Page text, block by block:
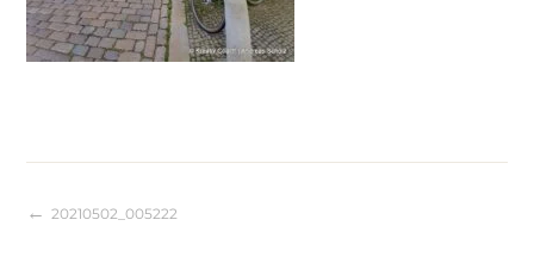
Beitragsnavigation
20210502_005222